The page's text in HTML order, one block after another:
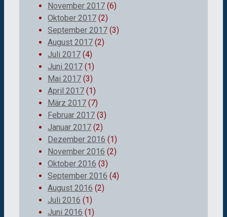
November 2017 (6)
Oktober 2017 (2)
September 2017 (3)
August 2017 (2)
Juli 2017 (4)
Juni 2017 (1)
Mai 2017 (3)
April 2017 (1)
März 2017 (7)
Februar 2017 (3)
Januar 2017 (2)
Dezember 2016 (1)
November 2016 (2)
Oktober 2016 (3)
September 2016 (4)
August 2016 (2)
Juli 2016 (1)
Juni 2016 (1)